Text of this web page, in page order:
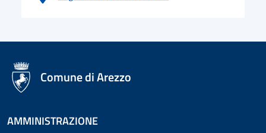
logo Unione Europea
Comune di Arezzo
AMMINISTRAZIONE